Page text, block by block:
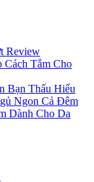
Review
Tắm Cho
Bạn Thấu Hiểu
Ngon Cả Đêm
Dành Cho Da